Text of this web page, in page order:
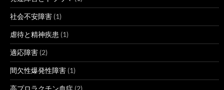
社会不安障害 (1)
虐待と精神疾患 (1)
適応障害 (2)
間欠性爆発性障害 (1)
高プロラクチン血症 (2)